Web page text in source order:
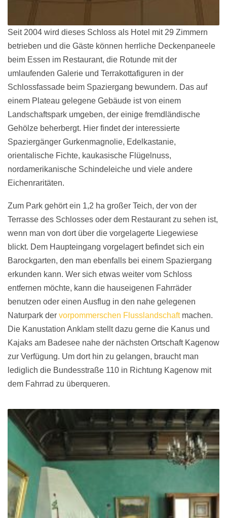
Seit 2004 wird dieses Schloss als Hotel mit 29 Zimmern
betrieben und die Gäste können herrliche Deckenpaneele
beim Essen im Restaurant, die Rotunde mit der
umlaufenden Galerie und Terrakottafiguren in der
Schlossfassade beim Spaziergang bewundern. Das auf
einem Plateau gelegene Gebäude ist von einem
Landschaftspark umgeben, der einige fremdländische
Gehölze beherbergt. Hier findet der interessierte
Spaziergänger Gurkenmagnolie, Edelkastanie,
orientalische Fichte, kaukasische Flügelnuss,
nordamerikanische Schindeleiche und viele andere
Eichenraritäten.
Zum Park gehört ein 1,2 ha großer Teich, der von der
Terrasse des Schlosses oder dem Restaurant zu sehen ist,
wenn man von dort über die vorgelagerte Liegewiese
blickt. Dem Haupteingang vorgelagert befindet sich ein
Barockgarten, den man ebenfalls bei einem Spaziergang
erkunden kann. Wer sich etwas weiter vom Schloss
entfernen möchte, kann die hauseigenen Fahrräder
benutzen oder einen Ausflug in den nahe gelegenen
Naturpark der vorpommerschen Flusslandschaftmachen.
Die Kanustation Anklam stellt dazu gerne die Kanus und
Kajaks am Badesee nahe der nächsten Ortschaft Kagenow
zur Verfügung. Um dort hin zu gelangen, braucht man
lediglich die Bundesstraße 110 in Richtung Kagenow mit
dem Fahrrad zu überqueren.